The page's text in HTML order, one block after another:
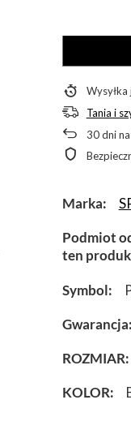
Wysyłka
Tania i
30dni
Marka
Podmiot
ten
Symbol
Gwarancja
ROZMIAR
KOLOR